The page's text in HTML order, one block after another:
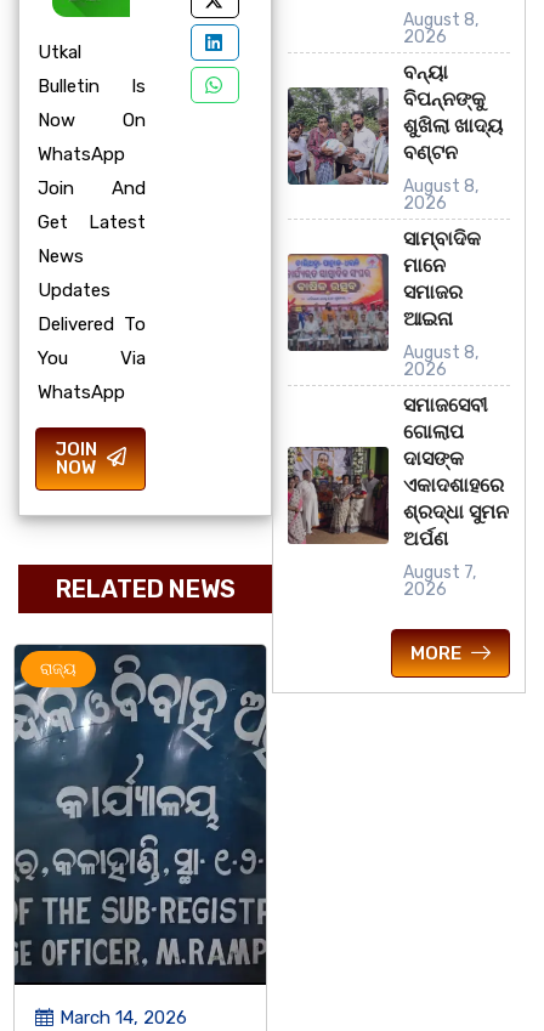
Utkal
Bulletin Is
Now On
WhatsApp
Join And
Get Latest
News
Updates
Delivered To
You Via
WhatsApp
JOIN
NOW
RELATED NEWS
ଅପରାଧ ରାଜ୍ୟ
March 14, 2026
August 8,
2026
ବନ୍ୟା
ବିପନ୍ନଙ୍କୁ
ଶୁଖିଲା ଖାଦ୍ୟ
ବଣ୍ଟନ
August 8,
2026
ସାମ୍ବାଦିକ
ମାନେ
ସମାଜର
ଆଇନା
August 8,
2026
ସମାଜସେବୀ
ଗୋଲାପ
ଦାସଙ୍କ
ଏକାଦଶାହରେ
ଶ୍ରଦ୍ଧା ସୁମନ
ଅର୍ପଣ
August 7,
2026
MORE